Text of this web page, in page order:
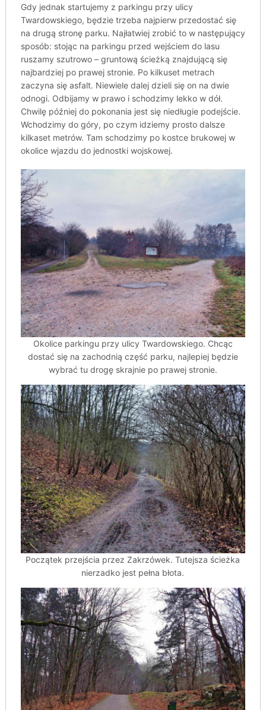
Gdy jednak startujemy z parkingu przy ulicy
Twardowskiego, będzie trzeba najpierw przedostać się
na drugą stronę parku. Najłatwiej zrobić to w następujący
sposób: stojąc na parkingu przed wejściem do lasu
ruszamy szutrowo – gruntową ścieżką znajdującą się
najbardziej po prawej stronie. Po kilkuset metrach
zaczyna się asfalt. Niewiele dalej dzieli się on na dwie
odnogi. Odbijamy w prawo i schodzimy lekko w dół.
Chwilę później do pokonania jest się niedługie podejście.
Wchodzimy do góry, po czym idziemy prosto dalsze
kilkaset metrów. Tam schodzimy po kostce brukowej w
okolice wjazdu do jednostki wojskowej.
Okolice parkingu przy ulicy Twardowskiego. Chcąc
dostać się na zachodnią część parku, najlepiej będzie
wybrać tu drogę skrajnie po prawej stronie.
Początek przejścia przez Zakrzówek. Tutejsza ścieżka
nierzadko jest pełna błota.